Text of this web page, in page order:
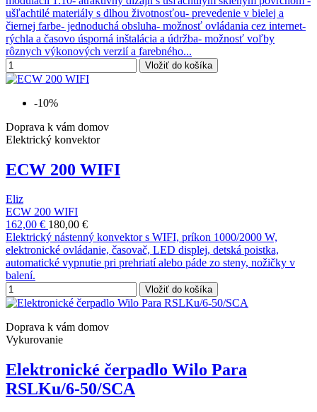
ušľachtilé materiály s dlhou životnosťou- prevedenie v bielej a
čiernej farbe- jednoduchá obsluha- možnosť ovládania cez internet-
rýchla a časovo úsporná inštalácia a údržba- možnosť voľby
rôznych výkonových verzií a farebného...
Vložiť do košíka
-10%
Doprava k vám domov
Elektrický konvektor
ECW 200 WIFI
Eliz
ECW 200 WIFI
162,00 € 180,00 €
Elektrický nástenný konvektor s WIFI, príkon 1000/2000 W,
elektronické ovládanie, časovač, LED displej, detská poistka,
automatické vypnutie pri prehriatí alebo páde zo steny, nožičky v
balení.
Vložiť do košíka
Doprava k vám domov
Vykurovanie
Elektronické čerpadlo Wilo Para
RSLKu/6-50/SCA